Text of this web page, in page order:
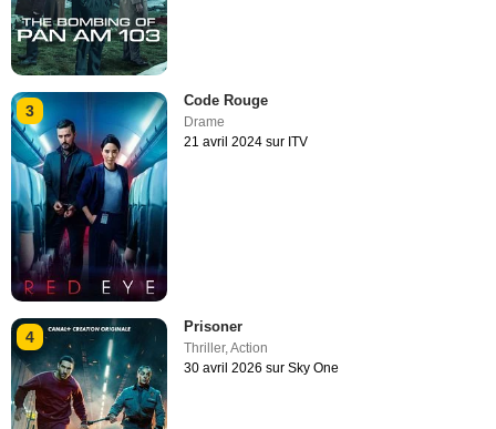
3
Code Rouge
Drame
21 avril 2024 sur ITV
4
Prisoner
Thriller,Action
30 avril 2026 sur Sky One